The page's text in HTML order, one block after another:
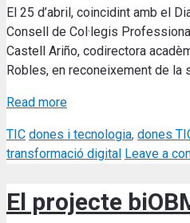
El 25 d’abril, coincidint amb el
Consell de Col·legis
Castell Ariño, codirectora
Robles, en reconeixement de la
Read more
Categories
TIC Tags
dones i tecnologia, dones
transformació digital Leave a
El projecte